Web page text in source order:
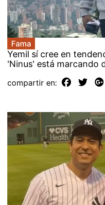
Fama
Yemil sí cree en
'Ninus' está marcando
compartir en: